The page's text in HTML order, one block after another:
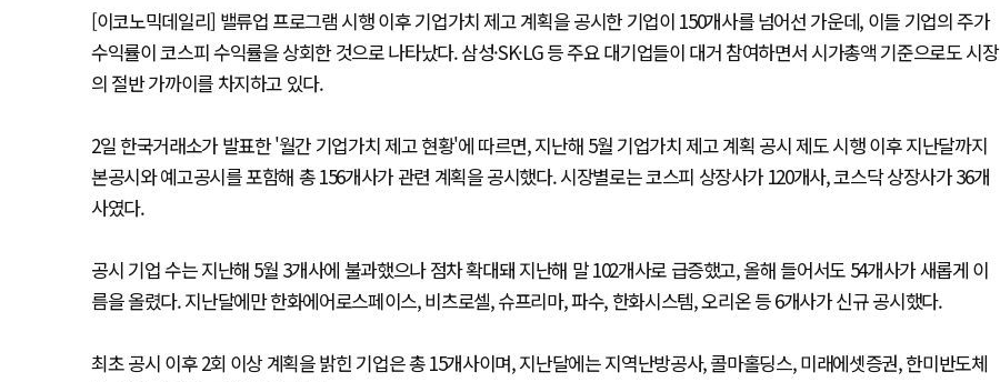
[이코노믹데일리] 밸류업 프로그램 시행 이후 기업가치 제고 계획을 공시한 기업이 150개사를 넘어선 가운데, 이들 기업의 주가
수익률이 코스피 수익률을 상회한 것으로 나타났다. 삼성·SK·LG 등 주요 대기업들이 대거 참여하면서 시가총액 기준으로도 시장
의 절반 가까이를 차지하고 있다.
2일 한국거래소가 발표한 '월간 기업가치 제고 현황'에 따르면, 지난해 5월 기업가치 제고 계획 공시 제도 시행 이후 지난달까지
본공시와 예고공시를 포함해 총 156개사가 관련 계획을 공시했다. 시장별로는 코스피 상장사가 120개사, 코스닥 상장사가 36개
사였다.
공시 기업 수는 지난해 5월 3개사에 불과했으나 점차 확대돼 지난해 말 102개사로 급증했고, 올해 들어서도 54개사가 새롭게 이
름을 올렸다. 지난달에만 한화에어로스페이스, 비츠로셀, 슈프리마, 파수, 한화시스템, 오리온 등 6개사가 신규 공시했다.
최초 공시 이후 2회 이상 계획을 밝힌 기업은 총 15개사이며, 지난달에는 지역난방공사, 콜마홀딩스, 미래에셋증권, 한미반도체